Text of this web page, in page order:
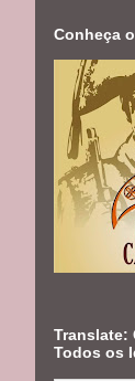
Conheça
Translate:
Todos os